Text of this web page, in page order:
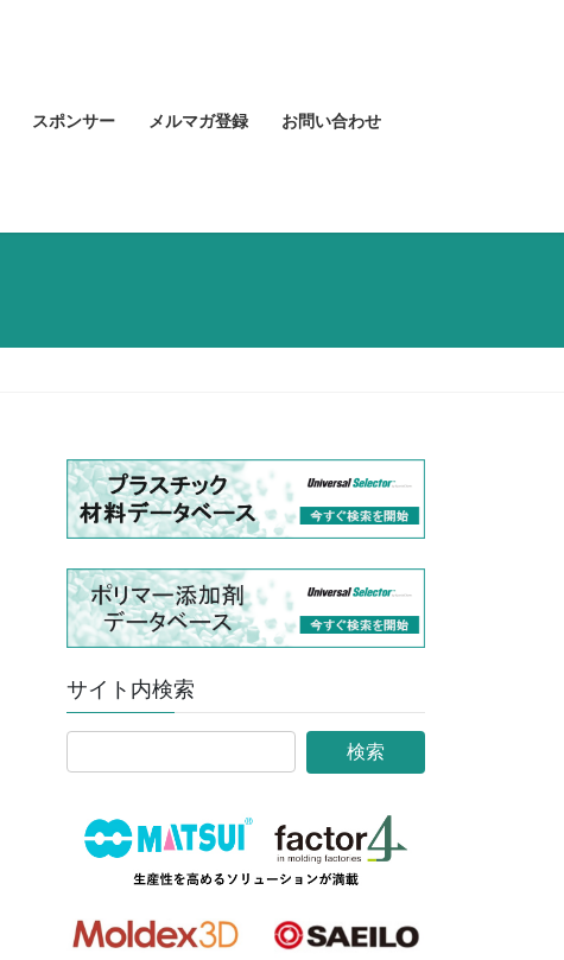
スポンサー メルマガ登録 お問い合わせ
サイト内検索